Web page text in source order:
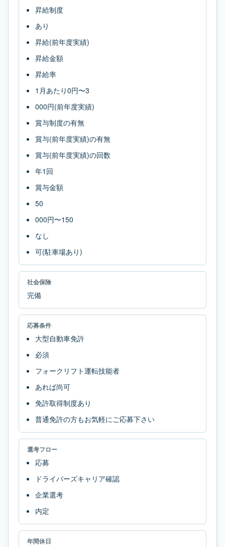
昇給制度
あり
昇給(前年度実績)
昇給金額
昇給率
1月あたり0円〜3
000円(前年度実績)
賞与制度の有無
賞与(前年度実績)の有無
賞与(前年度実績)の回数
年1回
賞与金額
50
000円〜150
なし
可(駐車場あり)
社会保険
完備
応募条件
大型自動車免許
必須
フォークリフト運転技能者
あれば尚可
免許取得制度あり
普通免許の方もお気軽にご応募下さい
選考フロー
応募
ドライバーズキャリア確認
企業選考
内定
年間休日